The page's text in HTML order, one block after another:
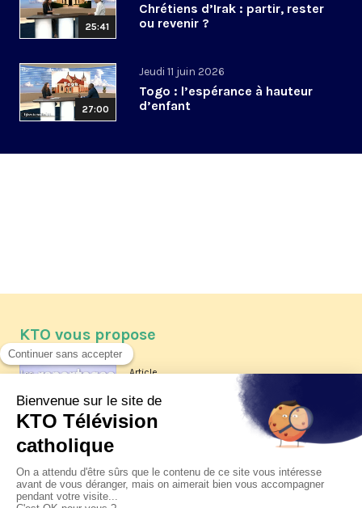
25:41
Chrétiens d’Irak : partir, rester
ou revenir ?
27:00
Jeudi 11 juin 2026
Togo : l’espérance à hauteur
d’enfant
KTO vous propose
Article
Les reportages d'été 2026 de KTO
La visite pastorale du pape Léon
XIV à Assise à suivre sur KTO le
jeudi 6 août